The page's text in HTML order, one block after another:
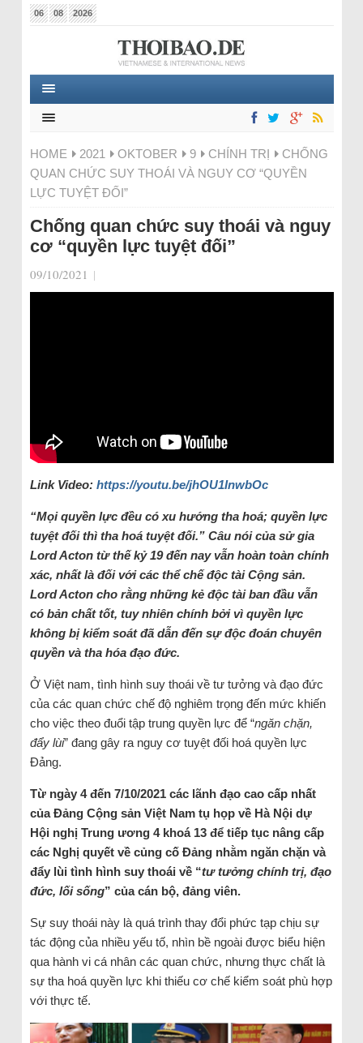
06 08 2026
HOME 2021 OKTOBER 9 CHÍNH TRỊ
CHỐNG
QUAN CHỨC SUY THOÁI VÀ NGUY CƠ “QUYỀN
LỰC TUYỆT ĐỐI”
Chống quan chức suy thoái và nguy
cơ “quyền lực tuyệt đối”
09/10/2021 |
Link Video: https://youtu.be/jhOU1InwbOc
“Mọi quyền lực đều có xu hướng tha hoá; quyền lực
tuyệt đối thì tha hoá tuyệt đối.” Câu nói của sử gia
Lord Acton từ thế kỷ 19 đến nay vẫn hoàn toàn chính
xác, nhất là đối với các thể chế độc tài Cộng sản.
Lord Acton cho rằng những kẻ độc tài ban đầu vẫn
có bản chất tốt, tuy nhiên chính bởi vì quyền lực
không bị kiểm soát đã dẫn đến sự độc đoán chuyên
quyền và tha hóa đạo đức.
Ở Việt nam, tình hình suy thoái về tư tưởng và đạo đức
của các quan chức chế độ nghiêm trọng đến mức khiến
cho việc theo đuổi tập trung quyền lực để “ngăn chặn,
đẩy lùi” đang gây ra nguy cơ tuyệt đối hoá quyền lực
Đảng.
Từ ngày 4 đến 7/10/2021 các lãnh đạo cao cấp nhất
của Đảng Cộng sản Việt Nam tụ họp về Hà Nội dự
Hội nghị Trung ương 4 khoá 13 để tiếp tục nâng cấp
các Nghị quyết về củng cố Đảng nhằm ngăn chặn và
đẩy lùi tình hình suy thoái về “tư tưởng chính trị, đạo
đức, lối sống” của cán bộ, đảng viên.
Sự suy thoái này là quá trình thay đổi phức tạp chịu sự
tác động của nhiều yếu tố, nhìn bề ngoài được biểu hiện
qua hành vi cá nhân các quan chức, nhưng thực chất là
sự tha hoá quyền lực khi thiếu cơ chế kiểm soát phù hợp
với thực tế.